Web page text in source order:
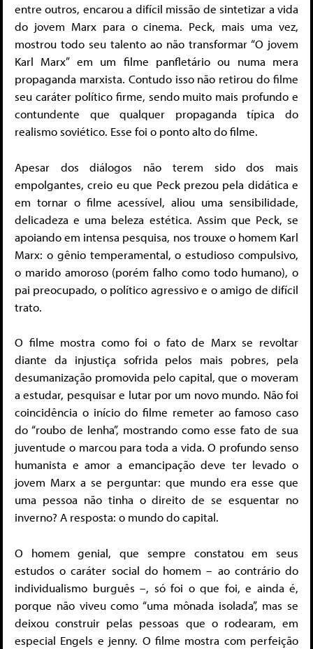
entre outros, encarou a difícil missão de sintetizar a vida
do jovem Marx para o cinema. Peck, mais uma vez,
mostrou todo seu talento ao não transformar “O jovem
Karl Marx” em um filme panfletário ou numa mera
propaganda marxista. Contudo isso não retirou do filme
seu caráter político firme, sendo muito mais profundo e
contundente que qualquer propaganda típica do
realismo soviético. Esse foi o ponto alto do filme.
Apesar dos diálogos não terem sido dos mais
empolgantes, creio eu que Peck prezou pela didática e
em tornar o filme acessível, aliou uma sensibilidade,
delicadeza e uma beleza estética. Assim que Peck, se
apoiando em intensa pesquisa, nos trouxe o homem Karl
Marx: o gênio temperamental, o estudioso compulsivo,
o marido amoroso (porém falho como todo humano), o
pai preocupado, o político agressivo e o amigo de difícil
trato.
O filme mostra como foi o fato de Marx se revoltar
diante da injustiça sofrida pelos mais pobres, pela
desumanização promovida pelo capital, que o moveram
a estudar, pesquisar e lutar por um novo mundo. Não foi
coincidência o início do filme remeter ao famoso caso
do “roubo de lenha”, mostrando como esse fato de sua
juventude o marcou para toda a vida. O profundo senso
humanista e amor a emancipação deve ter levado o
jovem Marx a se perguntar: que mundo era esse que
uma pessoa não tinha o direito de se esquentar no
inverno? A resposta: o mundo do capital.
O homem genial, que sempre constatou em seus
estudos o caráter social do homem – ao contrário do
individualismo burguês –, só foi o que foi, e ainda é,
porque não viveu como “uma mônada isolada”, mas se
deixou construir pelas pessoas que o rodearam, em
especial Engels e jenny. O filme mostra com perfeição